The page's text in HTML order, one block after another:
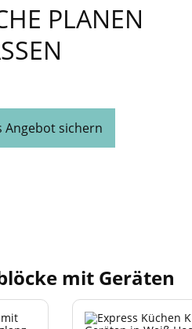
PLANEN
Angebot sichern
mit Geräten